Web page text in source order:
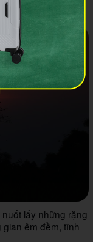
lấy những rặng
êm đềm, tĩnh